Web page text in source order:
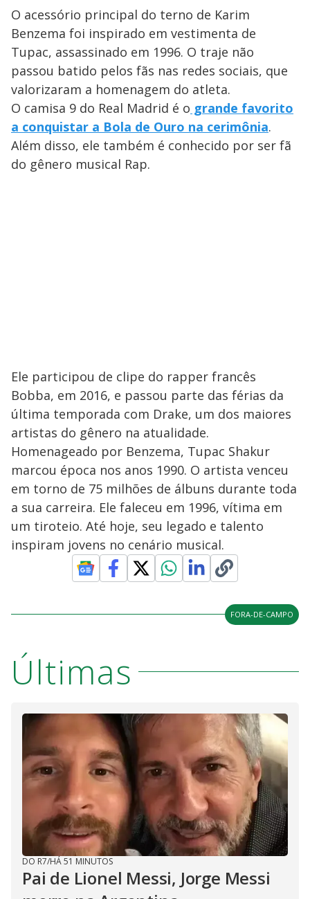
O acessório principal do terno de Karim
Benzema foi inspirado em vestimenta de
Tupac, assassinado em 1996. O traje não
passou batido pelos fãs nas redes sociais, que
valorizaram a homenagem do atleta.
O camisa 9 do Real Madrid é o grande favorito
a conquistar a Bola de Ouro na cerimônia.
Além disso, ele também é conhecido por ser fã
do gênero musical Rap.
Ele participou de clipe do rapper francês
Bobba, em 2016, e passou parte das férias da
última temporada com Drake, um dos maiores
artistas do gênero na atualidade.
Homenageado por Benzema, Tupac Shakur
marcou época nos anos 1990. O artista venceu
em torno de 75 milhões de álbuns durante toda
a sua carreira. Ele faleceu em 1996, vítima em
um tiroteio. Até hoje, seu legado e talento
inspiram jovens no cenário musical.
FORA-DE-CAMPO
Últimas
DO R7/HÁ 51 MINUTOS
Pai de Lionel Messi, Jorge Messi